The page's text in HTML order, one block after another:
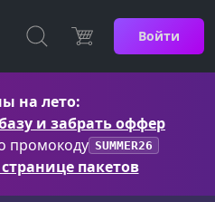
Войти
на лето:
и забрать оффер
промокоду SUMMER26
пакетов